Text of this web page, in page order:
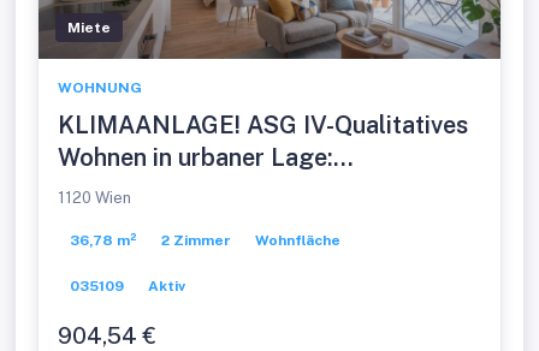
Miete
WOHNUNG
KLIMAANLAGE! ASG IV-Qualitatives
Wohnen in urbaner Lage:
hochwertiger 2-Zimmer
Provisionsfrei
1120 Wien
36,78 m² 2 Zimmer Wohnfläche
035109 Aktiv
904,54 €